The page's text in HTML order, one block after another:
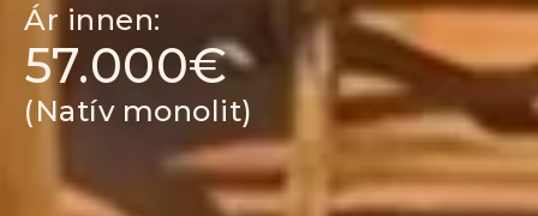
Ár innen:
57.000€
(Natív monolit)